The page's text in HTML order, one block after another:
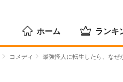
ホーム ランキ
コメディ 最強怪人に転生したら、なぜ